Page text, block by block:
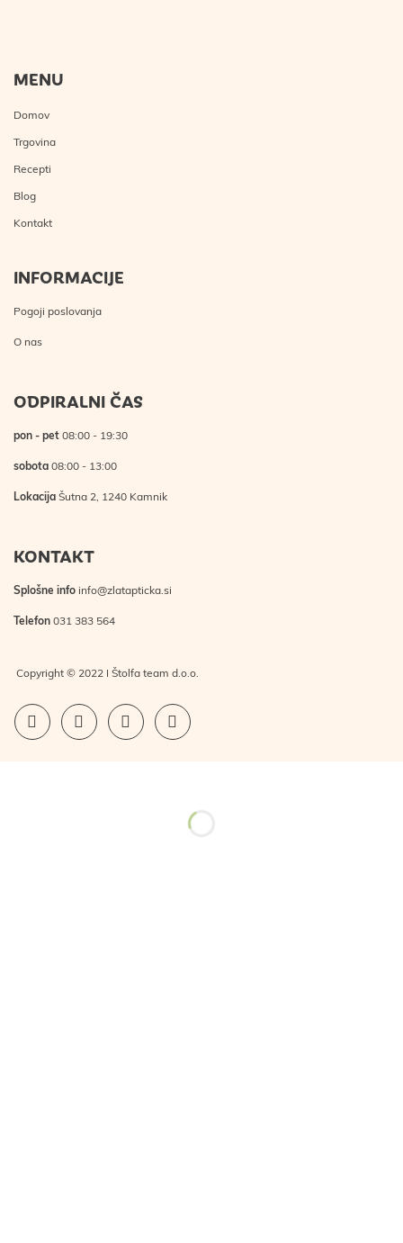
MENU
Domov
Trgovina
Recepti
Blog
Kontakt
INFORMACIJE
Pogoji poslovanja
O nas
ODPIRALNI ČAS
pon - pet 08:00 - 19:30
sobota 08:00 - 13:00
Lokacija Šutna 2, 1240 Kamnik
KONTAKT
Splošne info info@zlatapticka.si
Telefon 031 383 564
Copyright © 2022 I Štolfa team d.o.o.